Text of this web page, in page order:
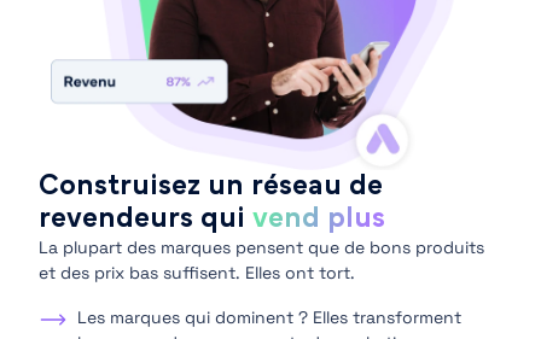
Construisez un réseau de
revendeurs qui vend plus
La plupart des marques pensent que de bons produits
et des prix bas suffisent. Elles ont tort.
Les marques qui dominent ? Elles transforment